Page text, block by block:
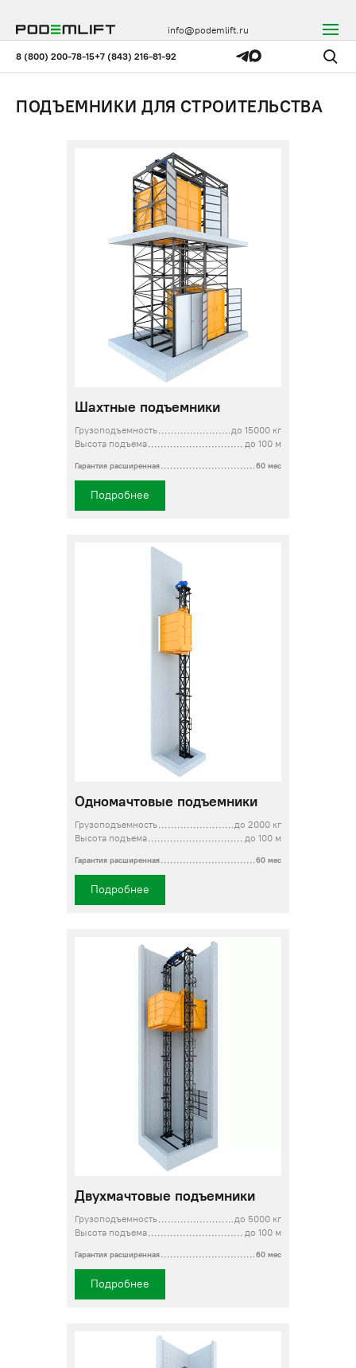
8 (800) 200-78-15+7 (843) 216-81-92
info@podemlift.ru
ПОДЪЕМНИКИ ДЛЯ СТРОИТЕЛЬСТВА
Шахтные подъемники
Грузоподъемность
до 15000 кг
Высота подъема
до 100 м
Гарантия расширенная 60 мес
Подробнее
Одномачтовые подъемники
Грузоподъемность
до 2000 кг
Высота подъема
до 100 м
Гарантия расширенная 60 мес
Подробнее
Двухмачтовые подъемники
Грузоподъемность
до 5000 кг
Высота подъема
до 100 м
Гарантия расширенная 60 мес
Подробнее